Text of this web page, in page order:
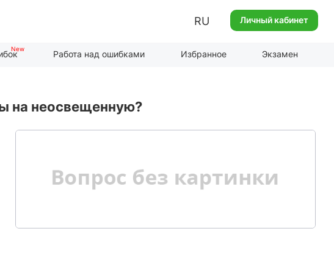
RU Личный кабинет
Работа над ошибками Избранное Экзамен
на неосвещенную?